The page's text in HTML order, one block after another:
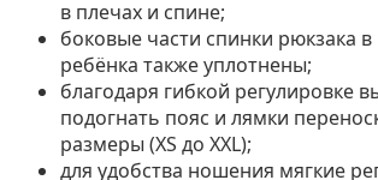
в плечах и спине;
боковые части спинки рюкзака
ребёнка также уплотнены;
благодаря гибкой регулировке
подогнать пояс и лямки
размеры (XS до XXL);
для удобства ношения мягкие